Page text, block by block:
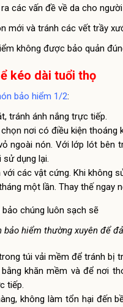
các vấn đề về da cho
mới và tránh các vết trầy
không được bảo quản
kéo dài tuổi thọ
bảo hiểm 1/2:
tránh ánh nắng trực tiếp.
nơi có điều kiện
ngoài nón. Với lớp lót
dụng lại.
các vật cứng. Khi không
một lần. Thay thế ngay
bảo hiểm thường xuyên để
túi vải mềm để tránh bị
khăn mềm và để nơi
tiếp.
không làm tổn hại đến